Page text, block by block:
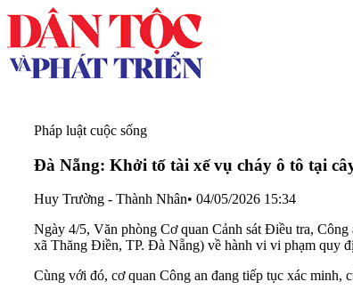
Pháp luật cuộc sống
Đà Nẵng: Khởi tố tài xế vụ cháy ô tô tại
Huy Trường - Thành Nhân• 04/05/2026 15:34
Ngày 4/5, Văn phòng Cơ quan Cảnh sát Điều tra,
xã Thăng Điền, TP. Đà Nẵng) về hành vi vi phạm quy
Cùng với đó, cơ quan Công an đang tiếp tục xác